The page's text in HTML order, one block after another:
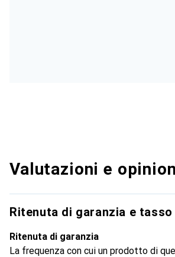
Valutazioni e
Ritenuta di garanzia e
Ritenuta di garanzia
La frequenza con cui un prodotto di